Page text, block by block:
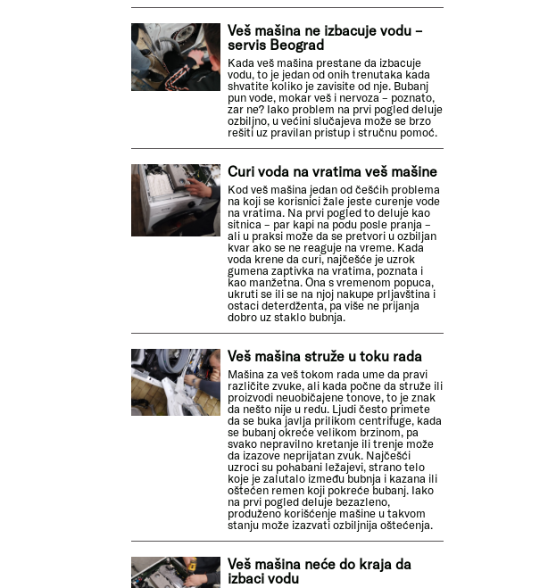
Veš mašina ne izbacuje vodu –
servis Beograd
Kada veš mašina prestane da izbacuje
vodu, to je jedan od onih trenutaka kada
shvatite koliko je zavisite od nje. Bubanj
pun vode, mokar veš i nervoza – poznato,
zar ne? Iako problem na prvi pogled deluje
ozbiljno, u većini slučajeva može se brzo
rešiti uz pravilan pristup i stručnu pomoć.
Curi voda na vratima veš mašine
Kod veš mašina jedan od češćih problema
na koji se korisnici žale jeste curenje vode
na vratima. Na prvi pogled to deluje kao
sitnica – par kapi na podu posle pranja –
ali u praksi može da se pretvori u ozbiljan
kvar ako se ne reaguje na vreme. Kada
voda krene da curi, najčešće je uzrok
gumena zaptivka na vratima, poznata i
kao manžetna. Ona s vremenom popuca,
ukruti se ili se na njoj nakupe prljavština i
ostaci deterdženta, pa više ne prijanja
dobro uz staklo bubnja.
Veš mašina struže u toku rada
Mašina za veš tokom rada ume da pravi
različite zvuke, ali kada počne da struže ili
proizvodi neuobičajene tonove, to je znak
da nešto nije u redu. Ljudi često primete
da se buka javlja prilikom centrifuge, kada
se bubanj okreće velikom brzinom, pa
svako nepravilno kretanje ili trenje može
da izazove neprijatan zvuk. Najčešći
uzroci su pohabani ležajevi, strano telo
koje je zalutalo između bubnja i kazana ili
oštećen remen koji pokreće bubanj. Iako
na prvi pogled deluje bezazleno,
produženo korišćenje mašine u takvom
stanju može izazvati ozbiljnija oštećenja.
Veš mašina neće do kraja da
izbaci vodu